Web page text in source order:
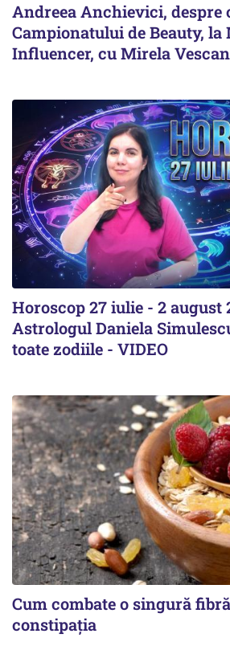
Andreea Anchievici, despre
Campionatului de Beauty,
Influencer, cu Mirela Vescan
Horoscop 27 iulie - 2 august
Astrologul Daniela
toate zodiile - VIDEO
Cum combate o singură
constipația